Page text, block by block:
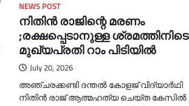
NEWS POST
നിതിൻ രാജിന്റെ മരണം
;രക്ഷപ്പെടാനുള്ള ശ്രമത്തിനിടെ
മുഖ്യപ്രതി റാം പിടിയില്‍
July 20, 2026
അഞ്ചരക്കണ്ടി ദന്തല്‍ കോളജ് വിദ്യാര്‍ഥി
നിതിന്‍ രാജ് ആത്മഹത്യ ചെയ്ത കേസില്‍